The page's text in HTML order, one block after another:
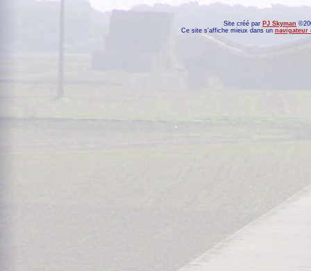
Site créé par PJ Skyman
Ce site s'affiche mieux dans un navigateur